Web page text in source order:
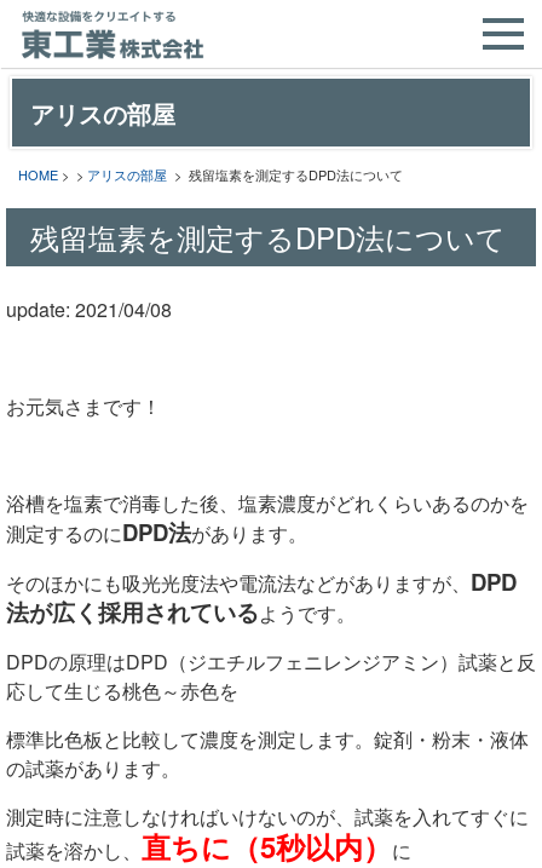
アリスの部屋
HOME > > アリスの部屋 > 残留塩素を測定するDPD法について
残留塩素を測定するDPD法について
update: 2021/04/08
お元気さまです！
浴槽を塩素で消毒した後、塩素濃度がどれくらいあるのかを
測定するのにDPD法があります。
そのほかにも吸光光度法や電流法などがありますが、 DPD
法が広く採用されているようです。
DPDの原理はDPD（ジエチルフェニレンジアミン）試薬と反
応して生じる桃色～赤色を
標準比色板と比較して濃度を測定します。錠剤・粉末・液体
の試薬があります。
測定時に注意しなければいけないのが、試薬を入れてすぐに
試薬を溶かし、 直ちに（5秒以内）
に